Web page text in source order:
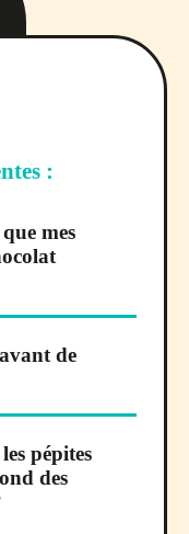
:
mes
de
pépites
des